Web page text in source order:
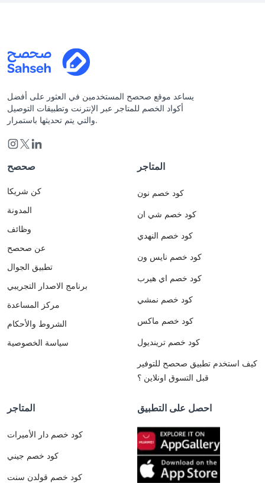
يساعد موقع صحصح المستخدمين في العثور على أفضل
أكواد الخصم للمتاجر عبر الإنترنت وتطبيقات التوصيل
والتي يتم تحديثها باستمرار.
صحصح
كن شريكا
المدونة
وظائف
عن صحصح
تطبيق الجوال
برنامج الاصدار التجريبي
مركز المساعدة
الشروط والأحكام
سياسة الخصوصية
المتاجر
كود خصم نون
كود خصم شي ان
كود خصم النهدي
كود خصم نايس ون
كود خصم اي هيرب
كود خصم نمشي
كود خصم ماكس
كود خصم ترينديول
كيف استخدم تطبيق صحصح للتوفير
قبل التسوق اونلاين ؟
المتاجر
كود خصم دار الأميرات
كود خصم جيني
كود خصم قولدن سنت
احصل على التطبيق